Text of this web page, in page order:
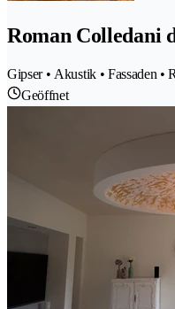
Roman Colledani
Gipser • Akustik • Fassaden •
Geöffnet